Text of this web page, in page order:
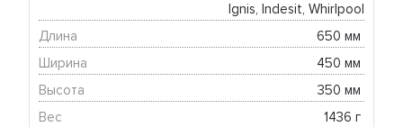
Ignis, Indesit, Whirlpool
Длина
650 мм
Ширина
450 мм
Высота
350 мм
Вес
1436 г